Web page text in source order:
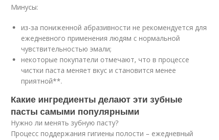
Минусы:
из-за пониженной абразивности не рекомендуется для
ежедневного применения людям с нормальной
чувствительностью эмали;
некоторые покупатели отмечают, что в процессе
чистки паста меняет вкус и становится менее
приятной**.
Какие ингредиенты делают эти зубные
пасты самыми популярными
Нужно ли менять зубную пасту?
Процесс поддержания гигиены полости – ежедневный